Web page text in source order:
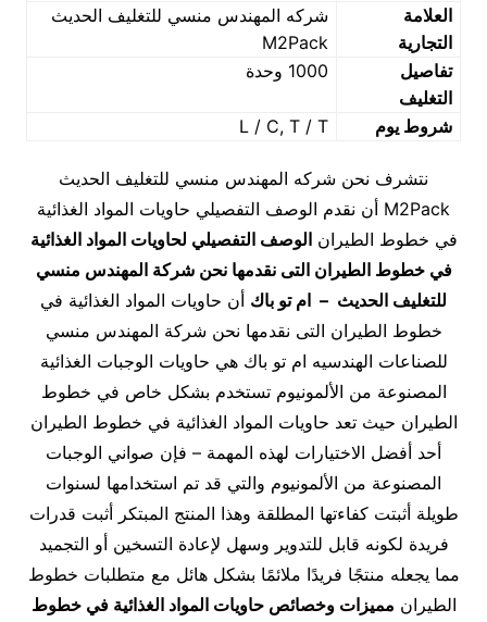
العلامة
التجارية
شركه المهندس منسي للتغليف الحديث
M2Pack
تفاصيل
التغليف
1000 وحدة
شروط يوم L / C, T / T
نتشرف نحن شركه المهندس منسي للتغليف الحديث
M2Pack أن نقدم الوصف التفصيلي حاويات المواد الغذائية
في خطوط الطيرانالوصف التفصيلي لحاويات المواد الغذائية
في خطوط الطيران التى نقدمها نحن شركة المهندس منسي
للتغليف الحديث – ام تو باك أن حاويات المواد الغذائية في
خطوط الطيران التى نقدمها نحن شركة المهندس منسي
للصناعات الهندسيه ام تو باك هي حاويات الوجبات الغذائية
المصنوعة من الألمونيوم تستخدم بشكل خاص في خطوط
الطيران حيث تعد حاويات المواد الغذائية في خطوط الطيران
أحد أفضل الاختيارات لهذه المهمة – فإن صواني الوجبات
المصنوعة من الألمونيوم والتي قد تم استخدامها لسنوات
طويلة أثبتت كفاءتها المطلقة وهذا المنتج المبتكر أثبت قدرات
فريدة لكونه قابل للتدوير وسهل لإعادة التسخين أو التجميد
مما يجعله منتجًا فريدًا ملائمًا بشكل هائل مع متطلبات خطوط
الطيران مميزات وخصائصحاويات المواد الغذائية في خطوط